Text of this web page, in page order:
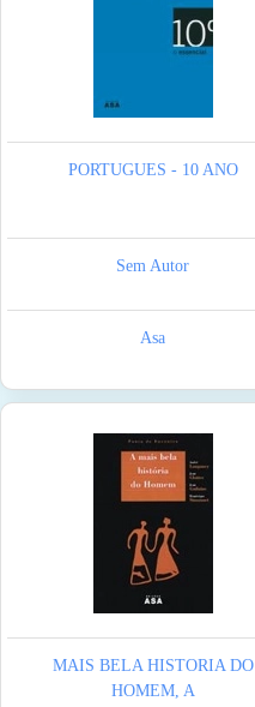
PORTUGUES - 10 ANO
Sem Autor
Asa
MAIS BELA HISTORIA DO
HOMEM, A